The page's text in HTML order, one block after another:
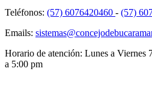
Teléfonos: (57) 6076420460 - (57)
Emails:
Horario de atención: Lunes a Viernes
a 5:00 pm